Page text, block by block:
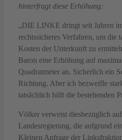
hinterfragt diese Erhöhung:
„DIE LINKE dringt seit Jahren
rechtssicheres Verfahren, um die
Kosten der Unterkunft zu
Baron eine Erhöhung auf
Quadratmeter an. Sicherlich ein
Richtung. Aber ich bezweifle
tatsächlich hilft die bestehenden
Völker verweist diesbezüglich
Landesregierung, die aufgrund
Kleinen Anfrage der